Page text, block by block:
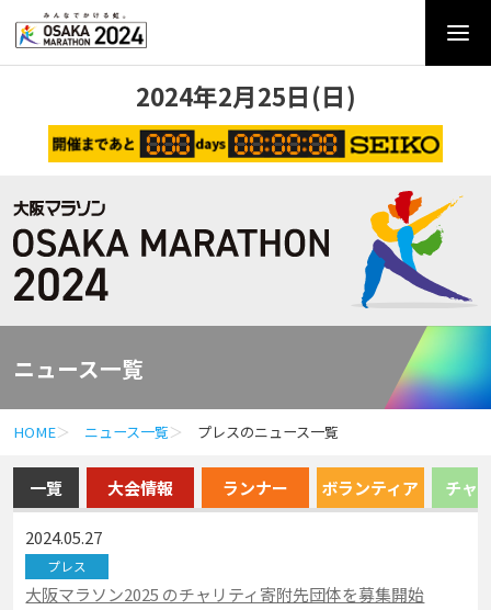
2024年2月25日(日)
ニュース一覧
HOME ニュース一覧 プレスのニュース一覧
一覽 大会情報 ランナー ボランティア チャ
2024.05.27
プレス
大阪マラソン2025 のチャリティ寄附先団体を募集開始